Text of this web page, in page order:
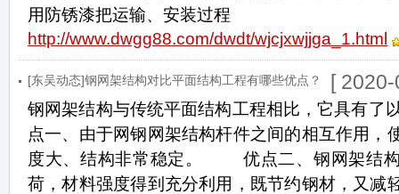
用防锈漆把运输、安装过程
http://www.dwgg88.com/dwdt/wjcjxwjjga_1.html
[东吴动态]钢网架结构对比平面结构工程有哪些优点？ [
钢网架结构与传统平面结构工程相比，它具有
点一、由于网钢网架结构杆件之间的相互作用，
度大、结构非常稳定。 优点二、钢网架结构
荷，材料强度得到充分利用，既节约钢材，又减